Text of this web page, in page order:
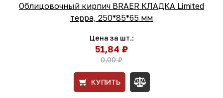
Облицовочный кирпич BRAER КЛАДКА Limited
терра, 250*85*65 мм
Цена за шт.:
51,84 ₽
0,00 ₽
КУПИТЬ